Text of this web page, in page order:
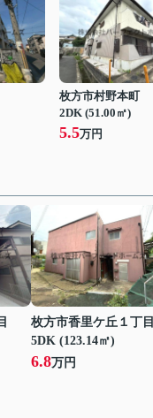
枚方市村野本町
2DK (51.00㎡)
5.5万円
枚方市香里ケ丘１丁目
5DK (123.14㎡)
6.8万円